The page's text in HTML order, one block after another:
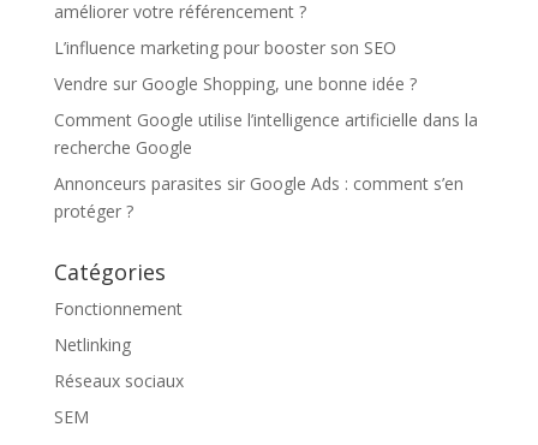
améliorer votre référencement ?
L’influence marketing pour booster son SEO
Vendre sur Google Shopping, une bonne idée ?
Comment Google utilise l’intelligence artificielle dans la
recherche Google
Annonceurs parasites sir Google Ads : comment s’en
protéger ?
Catégories
Fonctionnement
Netlinking
Réseaux sociaux
SEM